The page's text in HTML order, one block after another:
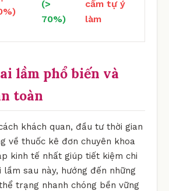
(>
70%)
cấm tự ý
làm
lầm phổ biến và
toàn
khách quan, đầu tư thời gian
về thuốc kê đơn chuyên khoa
kinh tế nhất giúp tiết kiệm chi
lầm sau này, hướng đến những
trạng nhanh chóng bền vững